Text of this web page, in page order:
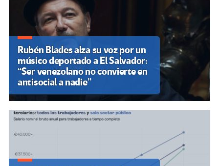
Rubén Blades alza su voz por un
músico deportado a El Salvador:
“Ser venezolano no convierte en
antisocial a nadie”